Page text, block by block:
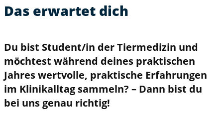
Das erwartet dich
Du bist Student/in der Tiermedizin und
möchtest während deines praktischen
Jahres wertvolle, praktische Erfahrungen
im Klinikalltag sammeln? – Dann bist du
bei uns genau richtig!